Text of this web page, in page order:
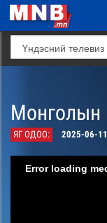
Монголын
ЯГ ОДОО: 2025-06-
Error loading